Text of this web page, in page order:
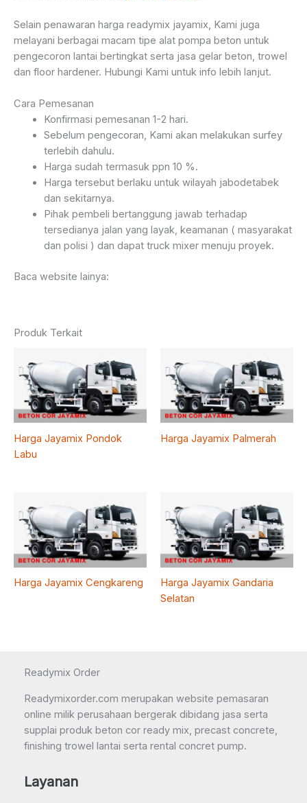
Selain penawaran harga readymix jayamix, Kami juga
melayani berbagai macam tipe alat pompa beton untuk
pengecoron lantai bertingkat serta jasa gelar beton, trowel
dan floor hardener. Hubungi Kami untuk info lebih lanjut.
Cara Pemesanan
Konfirmasi pemesanan 1-2 hari.
Sebelum pengecoran, Kami akan melakukan surfey
terlebih dahulu.
Harga sudah termasuk ppn 10 %.
Harga tersebut berlaku untuk wilayah jabodetabek
dan sekitarnya.
Pihak pembeli bertanggung jawab terhadap
tersedianya jalan yang layak, keamanan ( masyarakat
dan polisi ) dan dapat truck mixer menuju proyek.
Baca website lainya:
Produk Terkait
Harga Jayamix Pondok
Labu
Harga Jayamix Palmerah
Harga Jayamix Cengkareng
Harga Jayamix Gandaria
Selatan
Readymix Order
Readymixorder.com merupakan website pemasaran
online milik perusahaan bergerak dibidang jasa serta
supplai produk beton cor ready mix, precast concrete,
finishing trowel lantai serta rental concret pump.
Layanan